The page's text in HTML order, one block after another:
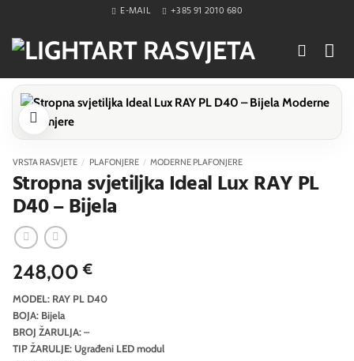
content
E-MAIL +385 91 2010 680
VRSTA RASVJETE / PLAFONJERE / MODERNE PLAFONJERE
Stropna svjetiljka Ideal Lux RAY PL
D40 – Bijela
248,00€
MODEL: RAY PL D40
BOJA: Bijela
BROJ ŽARULJA: –
TIP ŽARULJE: Ugrađeni LED modul